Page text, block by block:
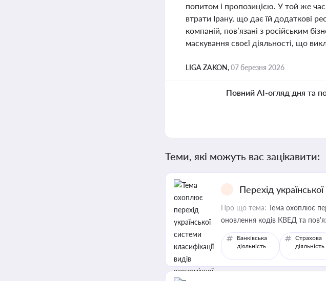
попитом і пропозицією. У той же
втрати Ірану, що дає їй додаткові
компаній, пов’язані з російським
маскування своєї діяльності, що
LIGA ZAKON,07 березня 2026
Повний AI-огляд дня та
Теми, які можуть вас зацікавити:
Перехід
Про що тема: Тема охоплює
оновлення кодів КВЕД та
Банківська
діяльність
Страхова
діяльність